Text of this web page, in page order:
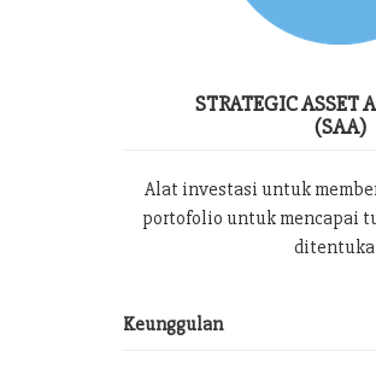
STRATEGIC ASSET
(SAA)
Alat investasi untuk
portofolio untuk mencapai
Keunggulan